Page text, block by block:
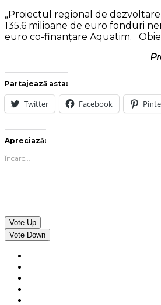
„Proiectul regional de
135,6 milioane de euro fonduri
euro co-finanțare Aquatim.
Partajează asta:
Twitter Facebook
Apreciază:
Încarc...
Vote Up
Vote Down